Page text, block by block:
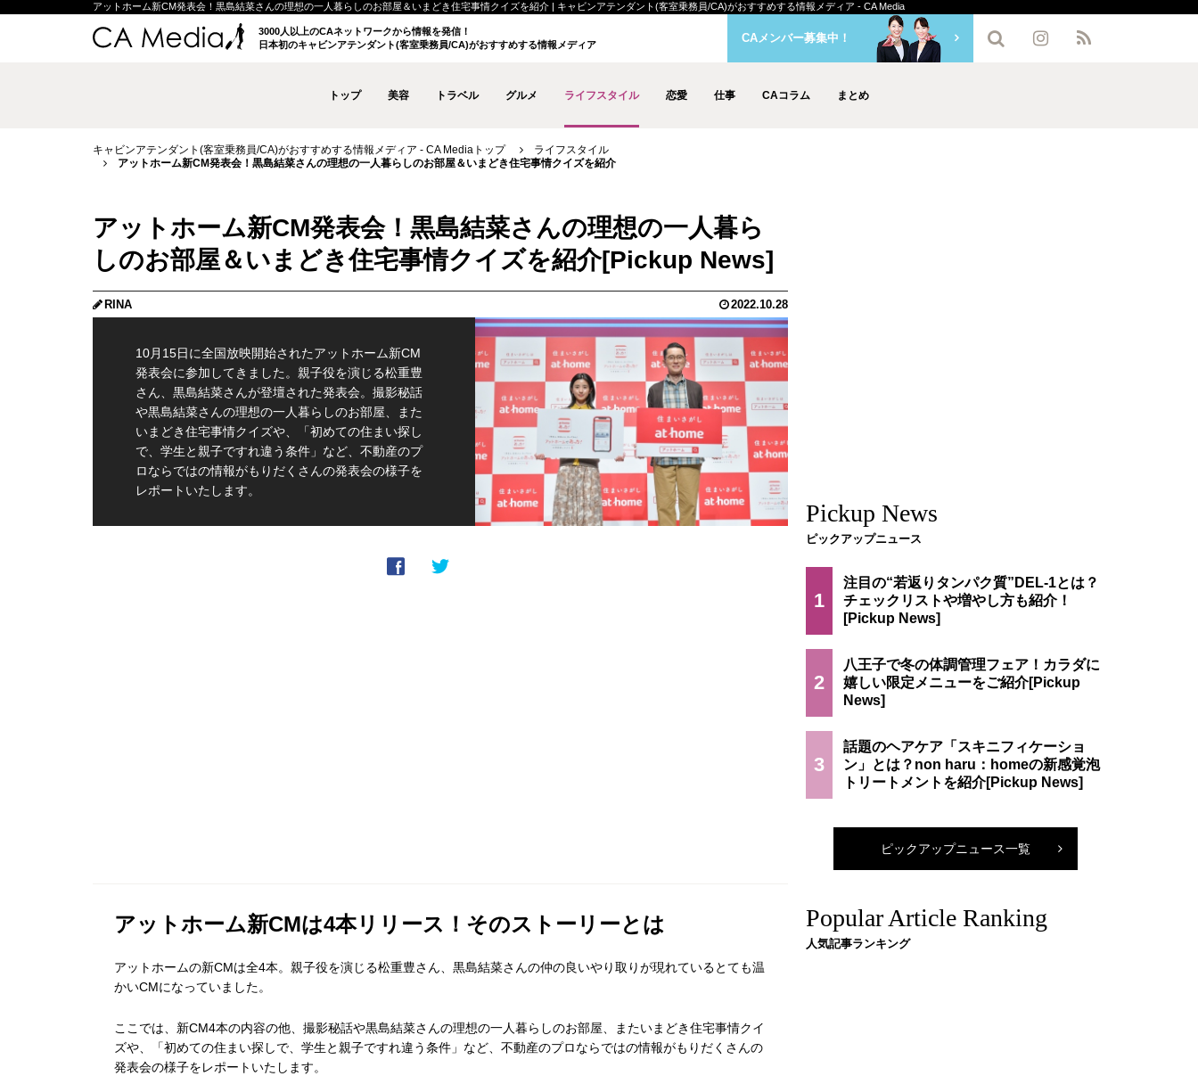
アットホーム新CM発表会！黒島結菜さんの理想の一人暮らしのお部屋＆いまどき住宅事情クイズを紹介 | キャビンアテンダント(客室乗務員/CA)がおすすめする情報メディア - CA Media
3000人以上のCAネットワークから情報を発信！
日本初のキャビンアテンダント(客室乗務員/CA)がおすすめする情報メディア
トップ 美容 トラベル グルメ ライフスタイル 恋愛 仕事 CAコラム まとめ
CAメンバー募集中！
キャビンアテンダント(客室乗務員/CA)がおすすめする情報メディア - CA Mediaトップ
ライフスタイル
アットホーム新CM発表会！黒島結菜さんの理想の一人暮らしのお部屋＆いまどき住宅事情クイズを紹介
アットホーム新CM発表会！黒島結菜さんの理想の一人暮ら
しのお部屋＆いまどき住宅事情クイズを紹介
RINA 2022.10.28
10月15日に全国放映開始されたアットホーム新CM
発表会に参加してきました。親子役を演じる松重豊
さん、黒島結菜さんが登壇された発表会。撮影秘話
や黒島結菜さんの理想の一人暮らしのお部屋、また
いまどき住宅事情クイズや、「初めての住まい探し
で、学生と親子ですれ違う条件」など、不動産のプ
ロならではの情報がもりだくさんの発表会の様子を
レポートいたします。
アットホーム新CMは4本リリース！そのストーリーとは
アットホームの新CMは全4本。親子役を演じる松重豊さん、黒島結菜さんの仲の良いやり取りが現れているとても温
かいCMになっていました。
ここでは、新CM4本の内容の他、撮影秘話や黒島結菜さんの理想の一人暮らしのお部屋、またいまどき住宅事情クイ
ズや、「初めての住まい探しで、学生と親子ですれ違う条件」など、不動産のプロならではの情報がもりだくさんの
発表会の様子をレポートいたします。
Pickup News
ピックアップニュース
1
注目の“若返りタンパク質”DEL-1とは？
チェックリストや増やし方も紹介！
2
八王子で冬の体調管理フェア！カラダに
嬉しい限定メニューをご紹介
3
話題のヘアケア「スキニフィケーショ
ン」とは？non haru：homeの新感覚泡
トリートメントを紹介
ピックアップニュース一覧
Popular Article Ranking
人気記事ランキング